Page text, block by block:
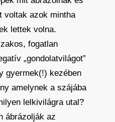
voltak azok mintha
lettek volna.
fogatlan
„gondolatvilágot”
gyermek(!) kezében
amelynek a szájába
lelkivilágra utal?
ábrázolják az